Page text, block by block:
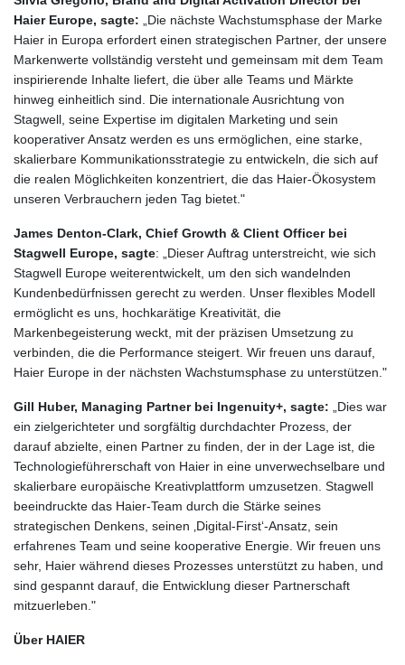
Haier Europe, sagte:
„Die nächste Wachstumsphase der Marke
Haier in Europa erfordert einen strategischen Partner, der unsere
Markenwerte vollständig versteht und gemeinsam mit dem Team
inspirierende Inhalte liefert, die über alle Teams und Märkte
hinweg einheitlich sind. Die internationale Ausrichtung von
Stagwell, seine Expertise im digitalen Marketing und sein
kooperativer Ansatz werden es uns ermöglichen, eine starke,
skalierbare Kommunikationsstrategie zu entwickeln, die sich auf
die realen Möglichkeiten konzentriert, die das Haier-Ökosystem
unseren Verbrauchern jeden Tag bietet."
James Denton-Clark, Chief Growth & Client Officer bei
Stagwell Europe, sagte: „Dieser Auftrag unterstreicht, wie sich
Stagwell Europe weiterentwickelt, um den sich wandelnden
Kundenbedürfnissen gerecht zu werden. Unser flexibles Modell
ermöglicht es uns, hochkarätige Kreativität, die
Markenbegeisterung weckt, mit der präzisen Umsetzung zu
verbinden, die die Performance steigert. Wir freuen uns darauf,
Haier Europe in der nächsten Wachstumsphase zu unterstützen."
Gill Huber, Managing Partner bei Ingenuity+, sagte:
„Dies war
ein zielgerichteter und sorgfältig durchdachter Prozess, der
darauf abzielte, einen Partner zu finden, der in der Lage ist, die
Technologieführerschaft von Haier in eine unverwechselbare und
skalierbare europäische Kreativplattform umzusetzen. Stagwell
beeindruckte das Haier-Team durch die Stärke seines
strategischen Denkens, seinen ‚Digital-First‘-Ansatz, sein
erfahrenes Team und seine kooperative Energie. Wir freuen uns
sehr, Haier während dieses Prozesses unterstützt zu haben, und
sind gespannt darauf, die Entwicklung dieser Partnerschaft
mitzuerleben."
Über HAIER